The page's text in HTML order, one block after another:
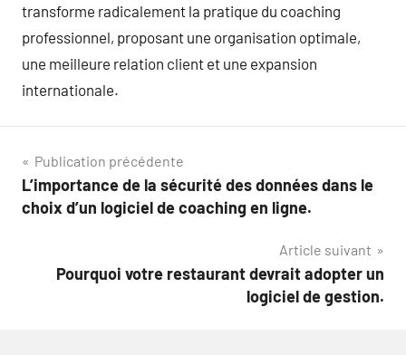
transforme radicalement la pratique du coaching
professionnel, proposant une organisation optimale,
une meilleure relation client et une expansion
internationale.
Navigation
de
Publication précédente
L’importance de la sécurité des données dans le
choix d’un logiciel de coaching en ligne.
Article suivant
Pourquoi votre restaurant devrait adopter un
logiciel de gestion.